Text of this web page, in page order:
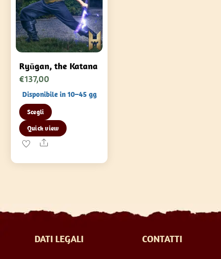
Ryūgan, the Katana
€137,00
Disponibile in 10–45 gg
Scegli
prodotto
ha
varianti.
essere
nella
Quick view
Share
DATI LEGALI CONTATTI